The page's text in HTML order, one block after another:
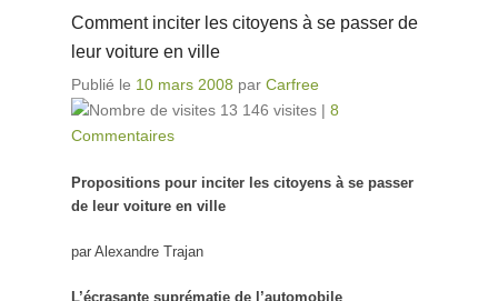
Comment inciter les citoyens à se passer de
leur voiture en ville
Publié le 10 mars 2008 par Carfree
13 146 visites | 8
Commentaires
Propositions pour inciter les citoyens à se passer
de leur voiture en ville
par Alexandre Trajan
L’écrasante suprématie de l’automobile